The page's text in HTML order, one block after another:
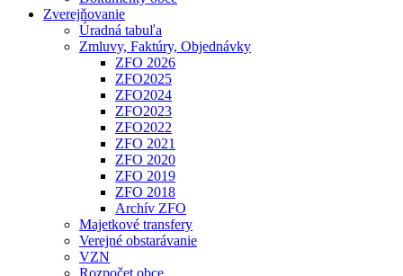
Zverejňovanie
Úradná tabuľa
Zmluvy, Faktúry, Objednávky
ZFO 2026
ZFO2025
ZFO2024
ZFO2023
ZFO2022
ZFO 2021
ZFO 2020
ZFO 2019
ZFO 2018
Archív ZFO
Majetkové transfery
Verejné obstarávanie
VZN
Rozpočet obce